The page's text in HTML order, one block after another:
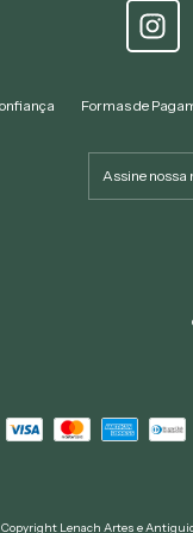
Formas de
Copyright Lenach Artes e